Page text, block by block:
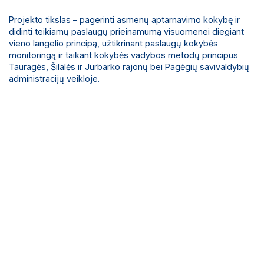
Projekto tikslas – pagerinti asmenų aptarnavimo kokybę ir
didinti teikiamų paslaugų prieinamumą visuomenei diegiant
vieno langelio principą, užtikrinant paslaugų kokybės
monitoringą ir taikant kokybės vadybos metodų principus
Tauragės, Šilalės ir Jurbarko rajonų bei Pagėgių savivaldybių
administracijų veikloje.